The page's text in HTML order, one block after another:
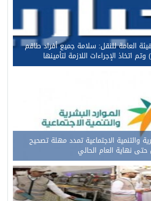
العامة للنقل: سلامة جميع أفراد طاقم
والتنمية الاجتماعية تمدد مهلة تصحيح
نهاية العام الحالي